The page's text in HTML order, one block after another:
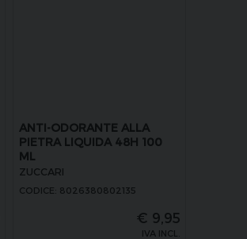
ANTI-ODORANTE ALLA
PIETRA LIQUIDA 48H 100
ML
ZUCCARI
CODICE: 8026380802135
€ 9,95
IVA INCL.